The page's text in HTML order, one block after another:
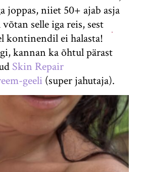
joppas, niiet 50+ ajab asja
võtan selle iga reis, sest
kontinendil ei halasta!
kannan ka õhtul pärast
Skin Repair
geeli (super jahutaja).